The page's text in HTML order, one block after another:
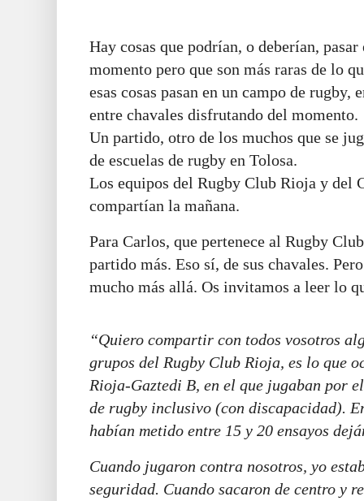
Hay cosas que podrían, o deberían,
momento pero que son más raras de lo
esas cosas pasan en un campo de
entre chavales disfrutando del momento.
Un partido, otro de los muchos que se
de escuelas de rugby en Tolosa.
Los equipos del Rugby Club Rioja y del
compartían la mañana.
Para Carlos, que pertenece al Rugby
partido más. Eso sí, de sus chavales.
mucho más allá. Os invitamos a leer lo
“Quiero compartir con todos vosotros
grupos del Rugby Club Rioja, es lo que
Rioja-Gaztedi B, en el que jugaban por
de rugby inclusivo (con discapacidad).
habían metido entre 15 y 20 ensayos
Cuando jugaron contra nosotros, yo
seguridad. Cuando sacaron de centro y